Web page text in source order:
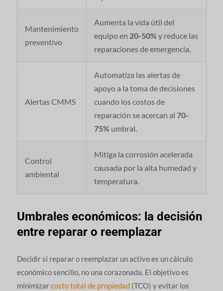
Mantenimiento
preventivo
Aumenta la vida útil del
equipo en 20-50%y reduce las
reparaciones de emergencia.
Alertas CMMS
Automatiza las alertas de
apoyo a la toma de decisiones
cuando los costos de
reparación se acercan al 70-
75%umbral.
Control
ambiental
Mitiga la corrosión acelerada
causada por la alta humedad y
temperatura.
Umbrales económicos: la decisión
entre reparar o reemplazar
Decidir si reparar o reemplazar un activo es un cálculo
económico sencillo, no una corazonada. El objetivo es
minimizarcosto total de propiedad(TCO) y evitar los